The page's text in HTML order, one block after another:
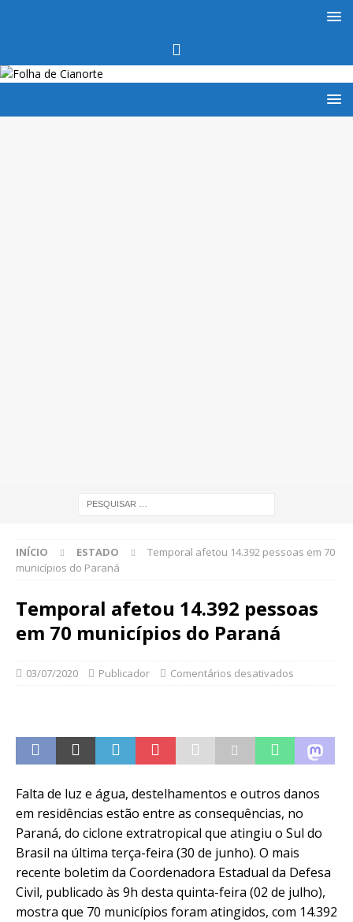
INÍCIO ESTADO
Temporal afetou 14.392 pessoas em 70
municípios do Paraná
Temporal afetou 14.392 pessoas
em 70 municípios do Paraná
03/07/2020 Publicador Comentários desativados
Falta de luz e água, destelhamentos e outros danos
em residências estão entre as consequências, no
Paraná, do ciclone extratropical que atingiu o Sul do
Brasil na última terça-feira (30 de junho). O mais
recente boletim da Coordenadora Estadual da Defesa
Civil, publicado às 9h desta quinta-feira (02 de julho),
mostra que 70 municípios foram atingidos, com 14.392